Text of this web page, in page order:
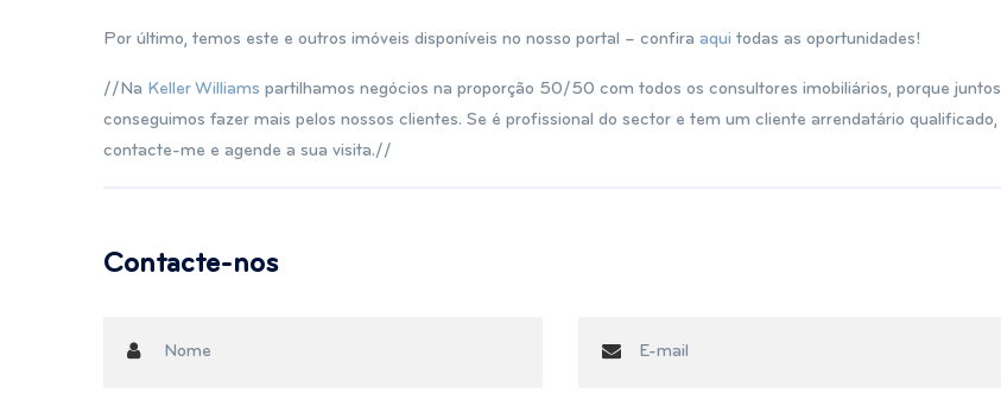
Por último, temos este e outros imóveis disponíveis no nosso portal – confira aqui todas as oportunidades!
//Na Keller Williams partilhamos negócios na proporção 50/50 com todos os consultores imobiliários, porque juntos
conseguimos fazer mais pelos nossos clientes. Se é profissional do sector e tem um cliente arrendatário qualificado,
contacte-me e agende a sua visita.//
Contacte-nos